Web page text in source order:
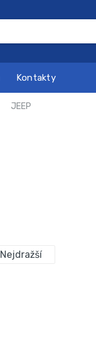
Kontakty
JEEP
Nejdražší